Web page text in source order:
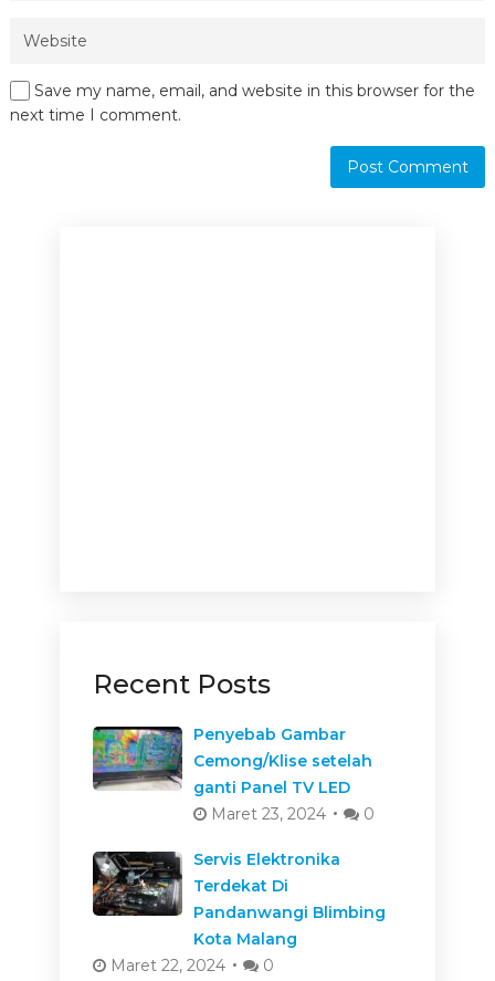
Save my name, email, and website in this browser for the
next time I comment.
Recent Posts
Penyebab Gambar
Cemong/Klise setelah
ganti Panel TV LED
Maret 23, 2024
0
Servis Elektronika
Terdekat Di
Pandanwangi Blimbing
Kota Malang
Maret 22, 2024
0